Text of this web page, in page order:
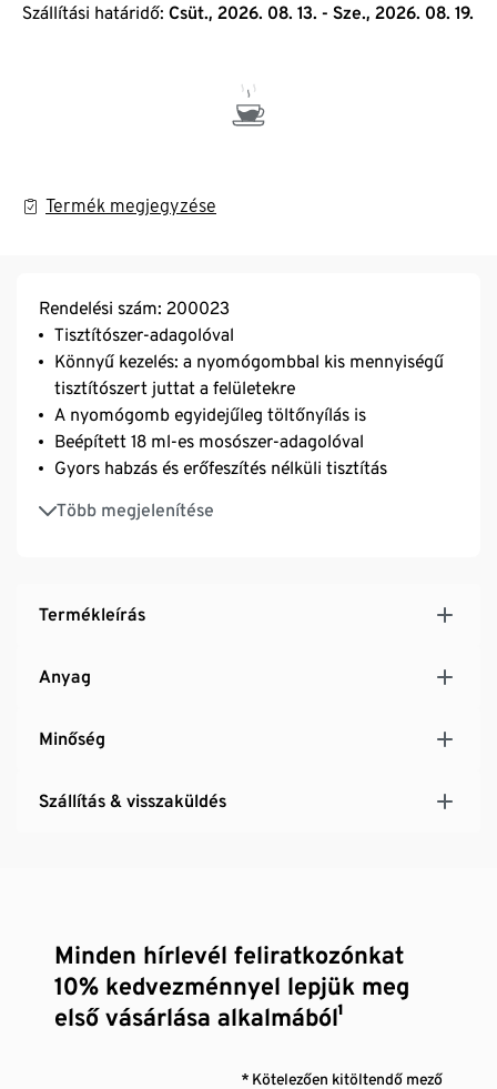
Szállítási határidő: Csüt., 2026. 08. 13. - Sze., 2026. 08. 19.
Termék megjegyzése
Rendelési szám: 200023
Tisztítószer-adagolóval
Könnyű kezelés: a nyomógombbal kis mennyiségű
tisztítószert juttat a felületekre
A nyomógomb egyidejűleg töltőnyílás is
Beépített 18 ml-es mosószer-adagolóval
Gyors habzás és erőfeszítés nélküli tisztítás
Több megjelenítése
Sokoldalúan használható: cipőkhöz, a konyhában,
fürdőszobában, a csempék tisztításához
Termékleírás
Anyag
Minőség
Szállítás & visszaküldés
Minden hírlevél feliratkozónkat
10% kedvezménnyel lepjük meg
első vásárlása alkalmából¹
* Kötelezően kitöltendő mező